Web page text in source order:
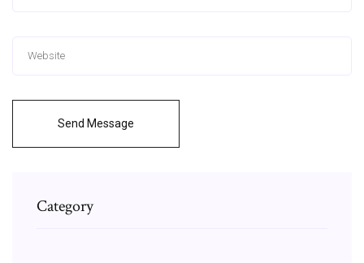
Send Message
Category